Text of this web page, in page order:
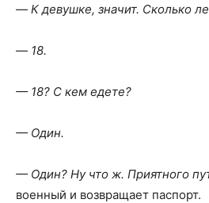
— К девушке, значит. Сколько
— 18.
— 18? С кем едете?
— Один.
— Один? Ну что ж. Приятного
военный и возвращает паспорт.